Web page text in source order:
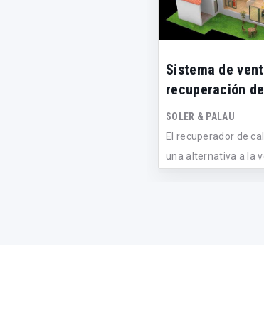
Sistema de
recuperación
SOLER & PALAU
El recuperador de
una alternativa a la